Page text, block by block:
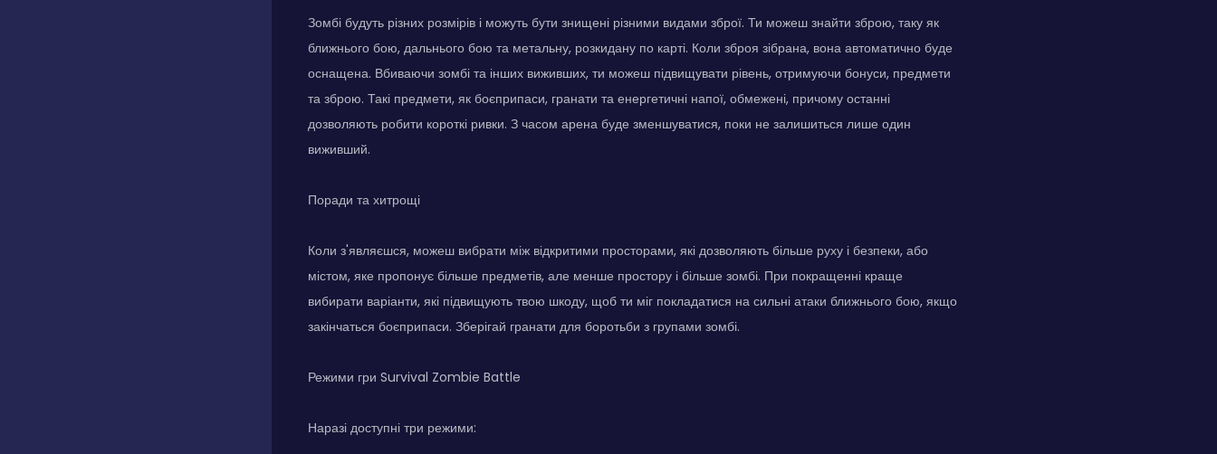
Зомбі будуть різних розмірів і можуть бути знищені різними видами зброї. Ти можеш знайти зброю, таку як
ближнього бою, дальнього бою та метальну, розкидану по карті. Коли зброя зібрана, вона автоматично буде
оснащена. Вбиваючи зомбі та інших виживших, ти можеш підвищувати рівень, отримуючи бонуси, предмети
та зброю. Такі предмети, як боєприпаси, гранати та енергетичні напої, обмежені, причому останні
дозволяють робити короткі ривки. З часом арена буде зменшуватися, поки не залишиться лише один
виживший.
Поради та хитрощі
Коли з'являєшся, можеш вибрати між відкритими просторами, які дозволяють більше руху і безпеки, або
містом, яке пропонує більше предметів, але менше простору і більше зомбі. При покращенні краще
вибирати варіанти, які підвищують твою шкоду, щоб ти міг покладатися на сильні атаки ближнього бою, якщо
закінчаться боєприпаси. Зберігай гранати для боротьби з групами зомбі.
Режими гри Survival Zombie Battle
Наразі доступні три режими: